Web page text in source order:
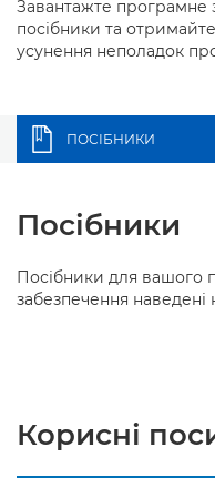
Завантажте програмне
посібники та
усунення неполадок
ПОСІБНИКИ
Посібники
Посібники для вашого
забезпечення наведені
Корисні